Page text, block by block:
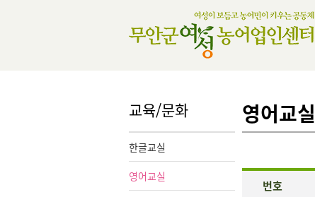
교육/문화
한글교실
영어교실
영어교실
번호